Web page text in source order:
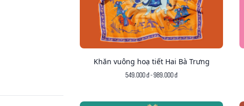
Khăn vuông hoạ tiết Hai Bà Trưng
549.000 đ - 989.000 đ